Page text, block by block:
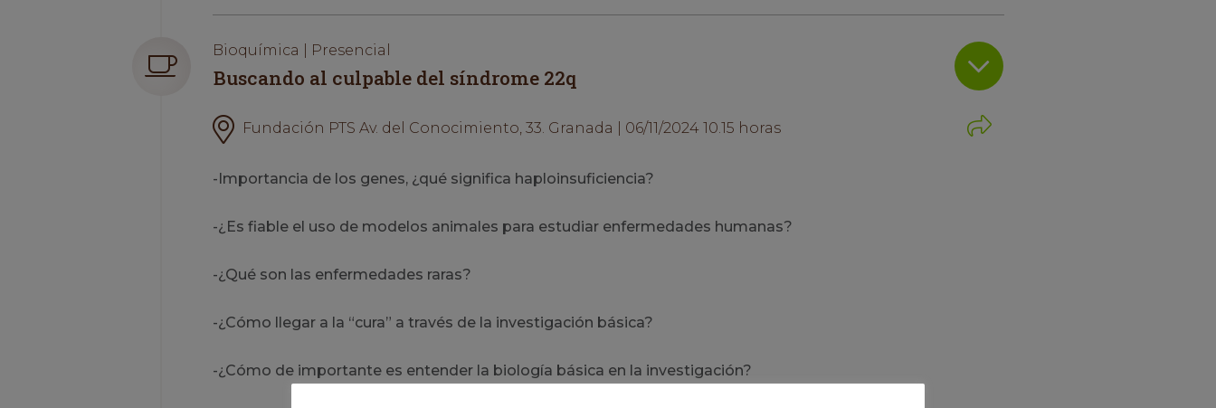
Bioquímica | Presencial
Buscando al culpable del síndrome 22q
Fundación PTS Av. del Conocimiento, 33. Granada | 06/11/2024 10.15 horas
-Importancia de los genes, ¿qué significa haploinsuficiencia?
-¿Es fiable el uso de modelos animales para estudiar enfermedades humanas?
-¿Qué son las enfermedades raras?
-¿Cómo llegar a la “cura” a través de la investigación básica?
-¿Cómo de importante es entender la biología básica en la investigación?